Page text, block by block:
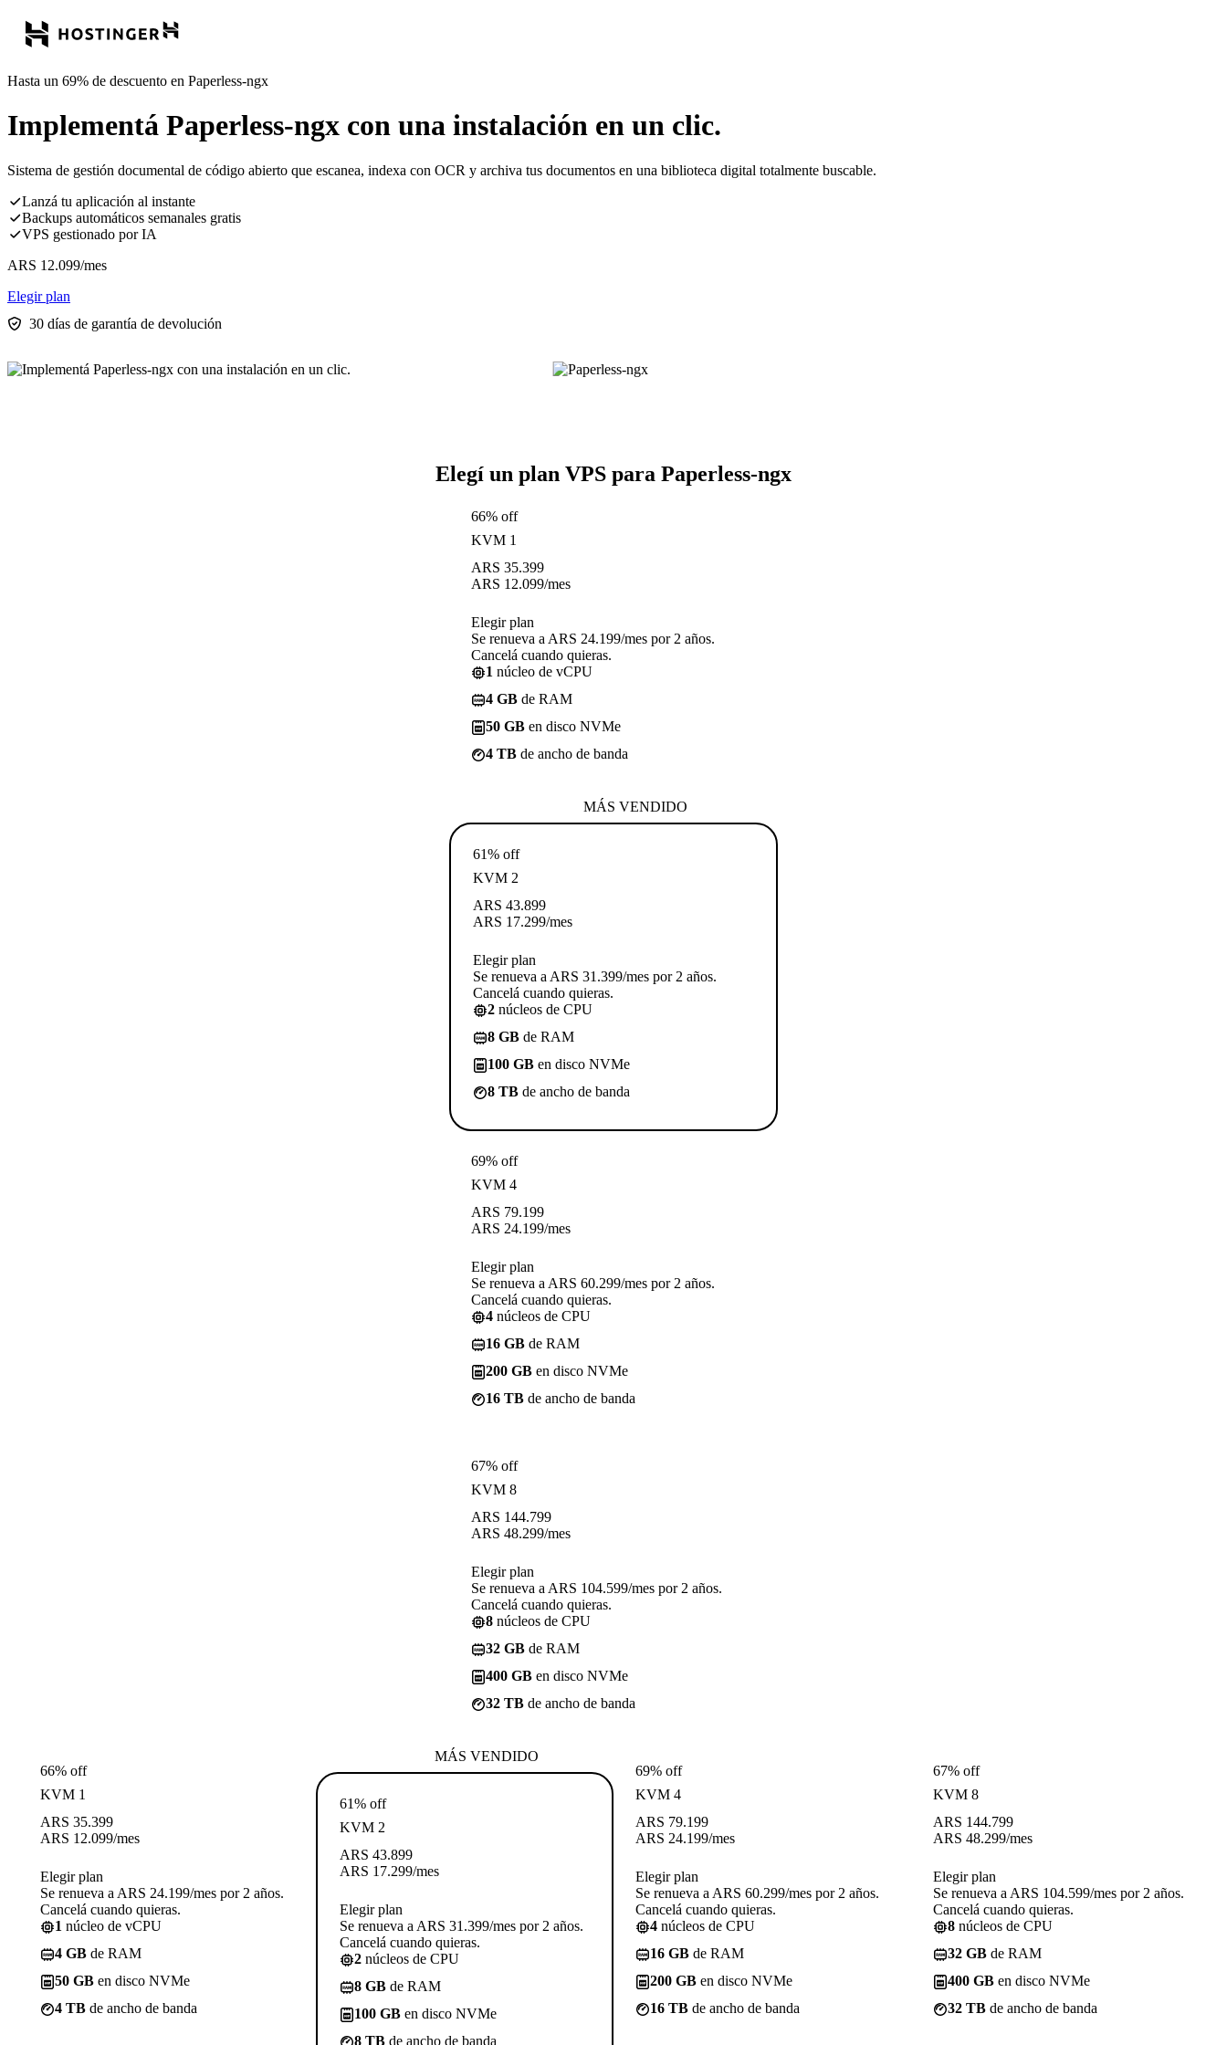
Hasta un 69% de descuento en Paperless-ngx
Implementá Paperless-ngx con una instalación en un clic.
Sistema de gestión documental de código abierto que escanea, indexa con OCR y archiva tus documentos en una biblioteca digital totalmente buscable.
Lanzá tu aplicación al instante
Backups automáticos semanales gratis
VPS gestionado por IA
ARS 12.099/mes
Elegir plan
30 días de garantía de devolución
Elegí un plan VPS para Paperless-ngx
66% off
KVM 1
ARS 35.399
ARS 12.099/mes
Elegir plan
Se renueva a ARS 24.199/mes por 2 años.
Cancelá cuando quieras.
1 núcleo de vCPU
4 GB de RAM
50 GB en disco NVMe
4 TB de ancho de banda
MÁS VENDIDO
61% off
KVM 2
ARS 43.899
ARS 17.299/mes
Elegir plan
Se renueva a ARS 31.399/mes por 2 años.
Cancelá cuando quieras.
2 núcleos de CPU
8 GB de RAM
100 GB en disco NVMe
8 TB de ancho de banda
69% off
KVM 4
ARS 79.199
ARS 24.199/mes
Elegir plan
Se renueva a ARS 60.299/mes por 2 años.
Cancelá cuando quieras.
4 núcleos de CPU
16 GB de RAM
200 GB en disco NVMe
16 TB de ancho de banda
67% off
KVM 8
ARS 144.799
ARS 48.299/mes
Elegir plan
Se renueva a ARS 104.599/mes por 2 años.
Cancelá cuando quieras.
8 núcleos de CPU
32 GB de RAM
400 GB en disco NVMe
32 TB de ancho de banda
66% off
KVM 1
ARS 35.399
ARS 12.099/mes
Elegir plan
Se renueva a ARS 24.199/mes por 2 años.
Cancelá cuando quieras.
1 núcleo de vCPU
4 GB de RAM
50 GB en disco NVMe
4 TB de ancho de banda
MÁS VENDIDO
61% off
KVM 2
ARS 43.899
ARS 17.299/mes
Elegir plan
Se renueva a ARS 31.399/mes por 2 años.
Cancelá cuando quieras.
2 núcleos de CPU
8 GB de RAM
100 GB en disco NVMe
8 TB de ancho de banda
69% off
KVM 4
ARS 79.199
ARS 24.199/mes
Elegir plan
Se renueva a ARS 60.299/mes por 2 años.
Cancelá cuando quieras.
4 núcleos de CPU
16 GB de RAM
200 GB en disco NVMe
16 TB de ancho de banda
67% off
KVM 8
ARS 144.799
ARS 48.299/mes
Elegir plan
Se renueva a ARS 104.599/mes por 2 años.
Cancelá cuando quieras.
8 núcleos de CPU
32 GB de RAM
400 GB en disco NVMe
32 TB de ancho de banda